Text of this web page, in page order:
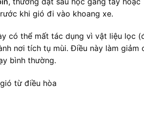
khi gió đi vào khoang xe.
có thể mất tác dụng vì vật liệu lọc
nơi tích tụ mùi. Điều này làm giảm
bình thường.